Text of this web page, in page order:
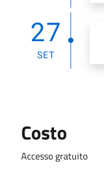
27
SET
Costo
Accesso gratuito